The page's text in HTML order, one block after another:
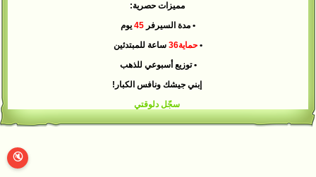
مميزات حصرية:
• مدة السيرفر 45يوم
• حماية36
ساعة للمبتدئين
• توزيع أسبوعي للذهب
إبني جيشك ونافس الكبار!
سجّل دلوقتي
🔇